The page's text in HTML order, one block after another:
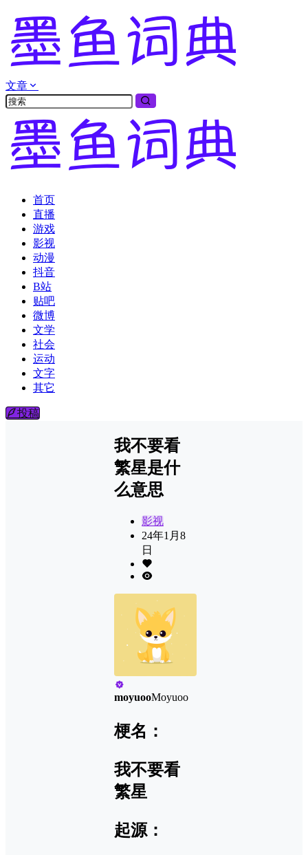
文章
首页
直播
游戏
影视
动漫
抖音
B站
贴吧
微博
文学
社会
运动
文字
其它
投稿
我不要看
繁星是什
么意思
影视
24年1月8
日
moyuooMoyuoo
梗名：
我不要看
繁星
起源：